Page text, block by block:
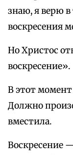
знаю, я верю в
воскресения
Но Христос
воскресение».
В этот
Должно
вместила.
Воскресение